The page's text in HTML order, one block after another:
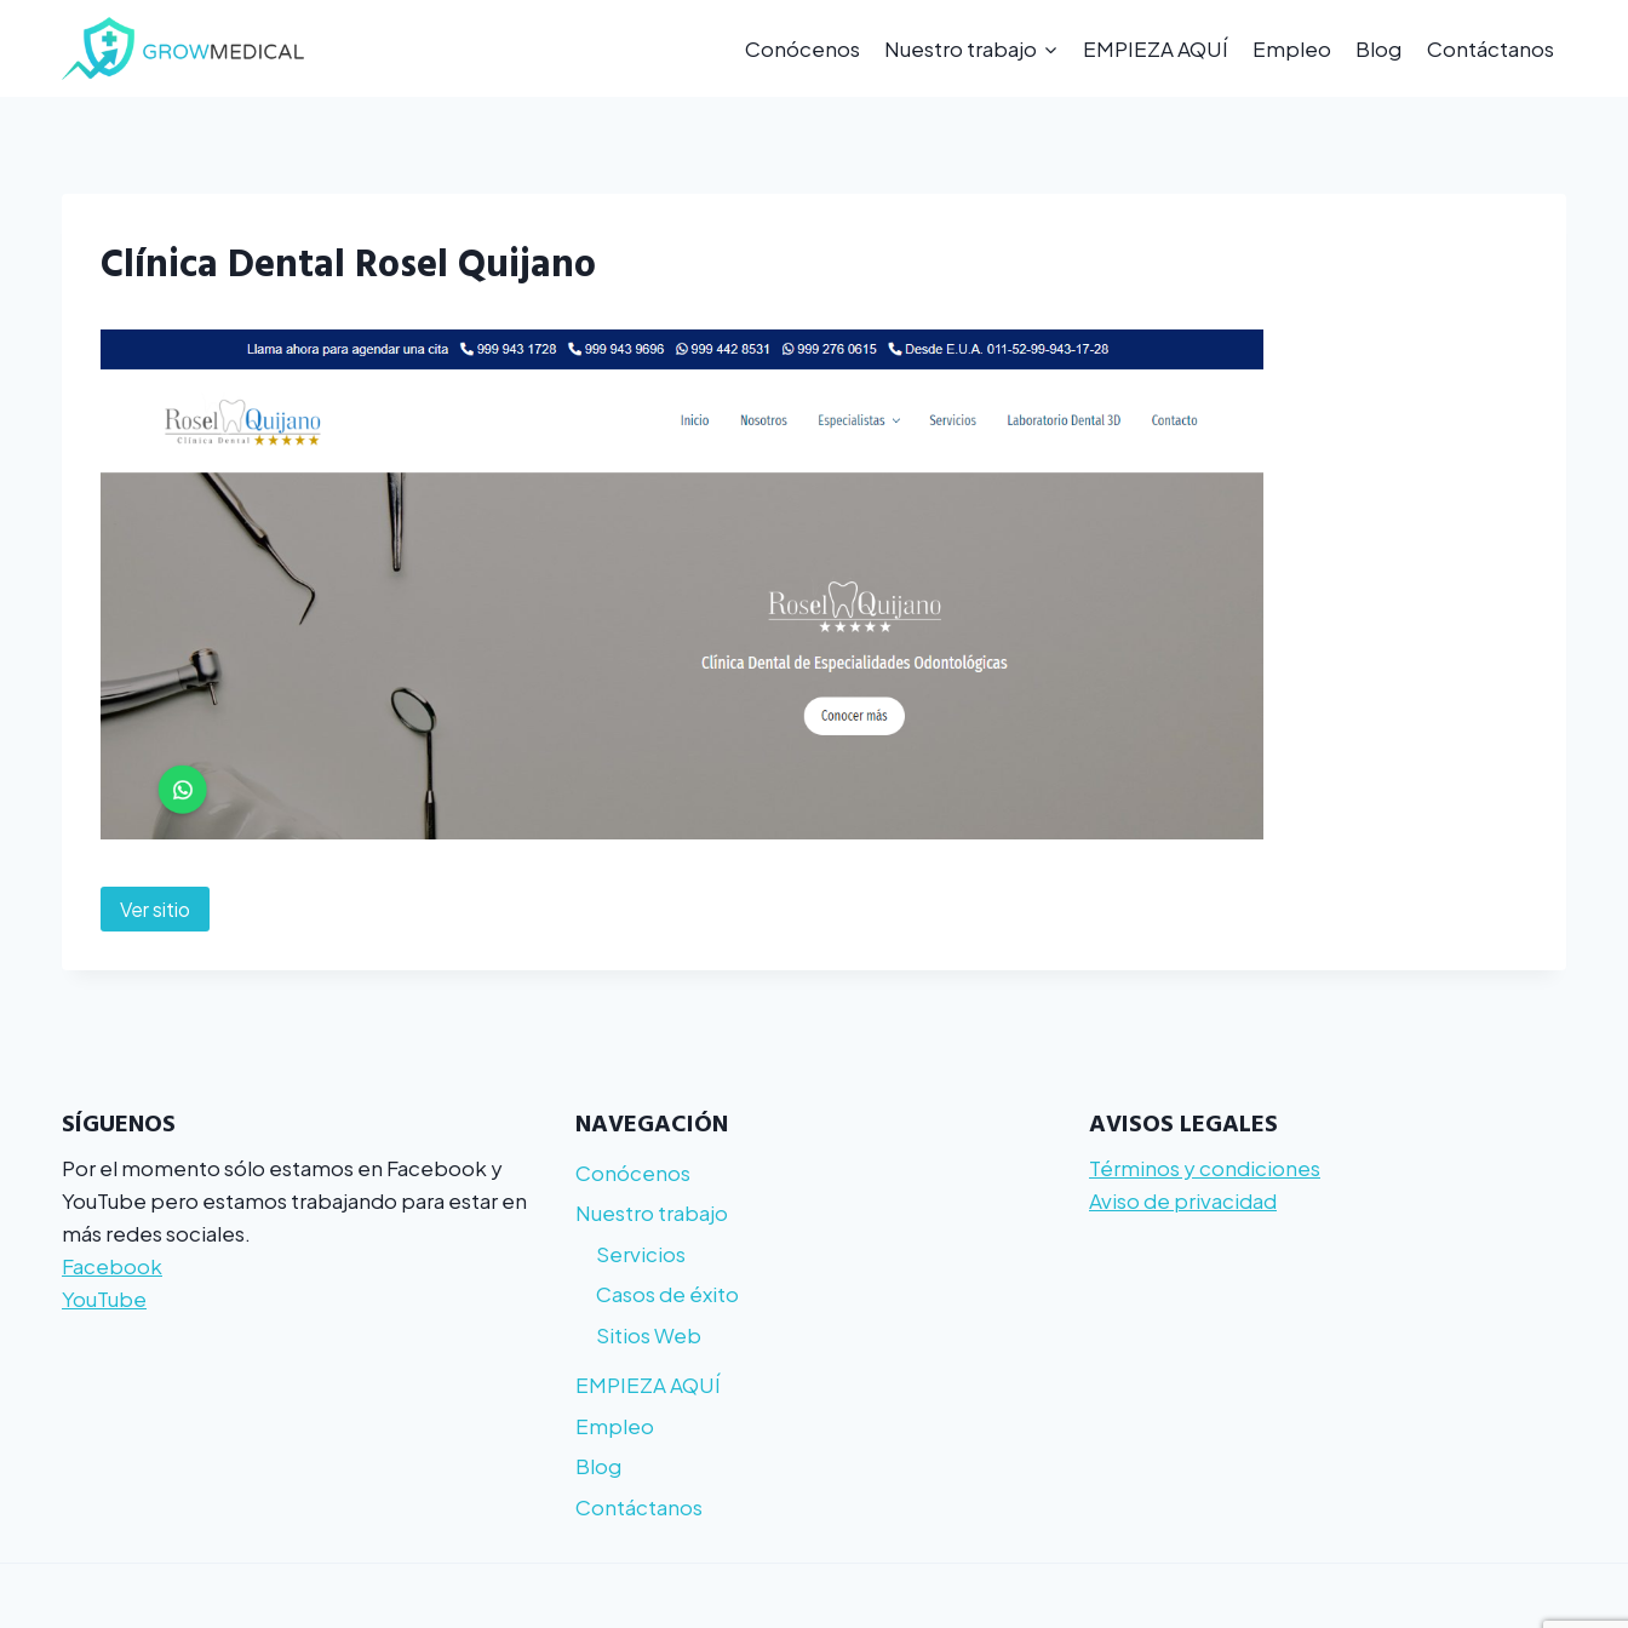
contenido
Conócenos Nuestro trabajo EMPIEZA AQUÍ Empleo Blog Contáctanos
Clínica Dental Rosel Quijano
Ver sitio
SÍGUENOS
Por el momento sólo estamos en Facebook y
YouTube pero estamos trabajando para estar en
más redes sociales.
Facebook
YouTube
NAVEGACIÓN
Conócenos
Nuestro trabajo
Servicios
Casos de éxito
Sitios Web
EMPIEZA AQUÍ
Empleo
Blog
Contáctanos
AVISOS LEGALES
Términos y condiciones
Aviso de privacidad